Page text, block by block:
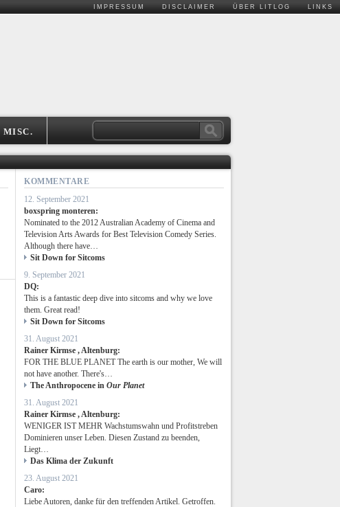
IMPRESSUM DISCLAIMER ÜBER LITLOG LINKS
MISC.
KOMMENTARE
12. September 2021
boxspring monteren:
Nominated to the 2012 Australian Academy of Cinema and
Television Arts Awards for Best Television Comedy Series.
Although there have…
Sit Down for Sitcoms
9. September 2021
DQ:
This is a fantastic deep dive into sitcoms and why we love
them. Great read!
Sit Down for Sitcoms
31. August 2021
Rainer Kirmse , Altenburg:
FOR THE BLUE PLANET The earth is our mother, We will
not have another. There's…
The Anthropocene in Our Planet
31. August 2021
Rainer Kirmse , Altenburg:
WENIGER IST MEHR Wachstumswahn und Profitstreben
Dominieren unser Leben. Diesen Zustand zu beenden,
Liegt…
Das Klima der Zukunft
23. August 2021
Caro:
Liebe Autoren, danke für den treffenden Artikel. Getroffen.